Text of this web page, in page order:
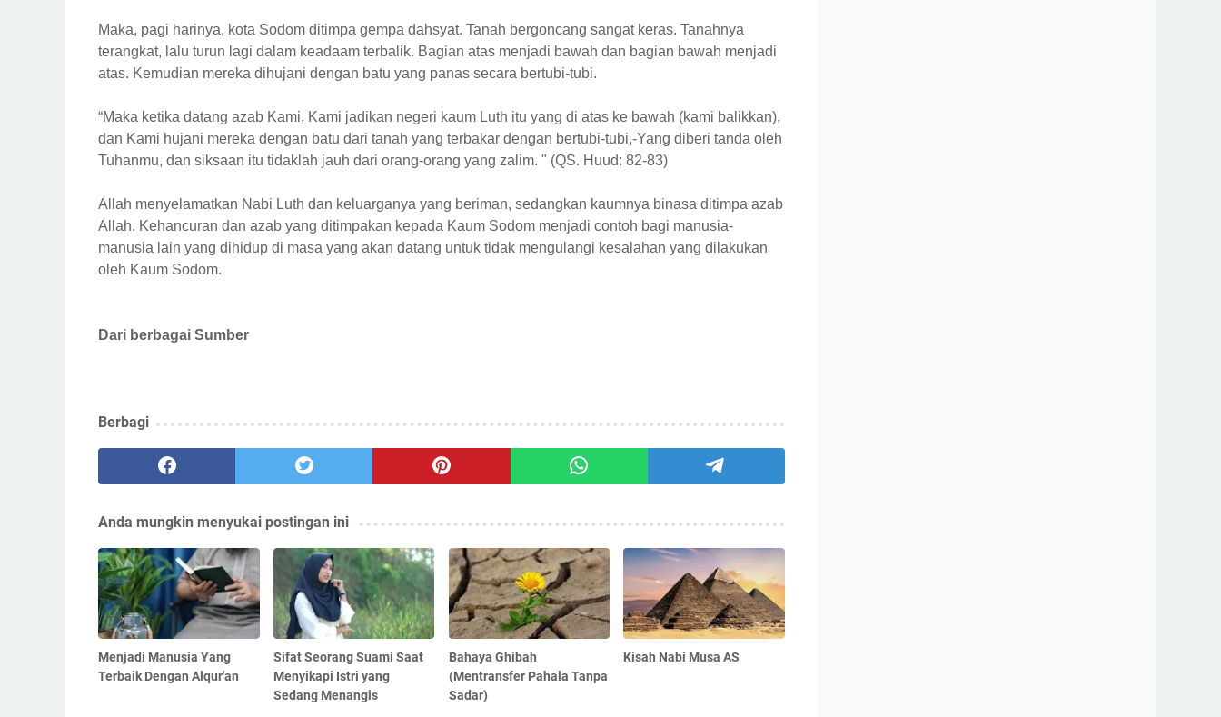
Maka, pagi harinya, kota Sodom ditimpa gempa dahsyat. Tanah bergoncang sangat keras. Tanahnya
terangkat, lalu turun lagi dalam keadaam terbalik. Bagian atas menjadi bawah dan bagian bawah menjadi
atas. Kemudian mereka dihujani dengan batu yang panas secara bertubi-tubi.
“Maka ketika datang azab Kami, Kami jadikan negeri kaum Luth itu yang di atas ke bawah (kami balikkan),
dan Kami hujani mereka dengan batu dari tanah yang terbakar dengan bertubi-tubi,-Yang diberi tanda oleh
Tuhanmu, dan siksaan itu tidaklah jauh dari orang-orang yang zalim. " (QS. Huud: 82-83)
Allah menyelamatkan Nabi Luth dan keluarganya yang beriman, sedangkan kaumnya binasa ditimpa azab
Allah. Kehancuran dan azab yang ditimpakan kepada Kaum Sodom menjadi contoh bagi manusia-
manusia lain yang dihidup di masa yang akan datang untuk tidak mengulangi kesalahan yang dilakukan
oleh Kaum Sodom.
Dari berbagai Sumber
Berbagi
Anda mungkin menyukai postingan ini
Menjadi Manusia Yang
Terbaik Dengan Alqur'an
Sifat Seorang Suami Saat
Menyikapi Istri yang
Sedang Menangis
Bahaya Ghibah
(Mentransfer Pahala Tanpa
Sadar)
Kisah Nabi Musa AS